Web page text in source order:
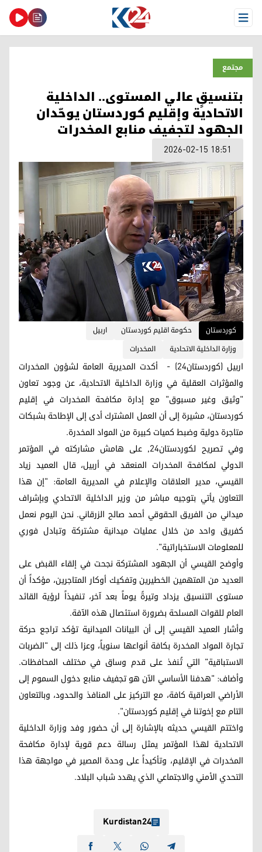
Open Menu
مجتمع
بتنسيقٍ عالي المستوى.. الداخلية
الاتحادية وإقليم كوردستان يوحّدان
الجهود لتجفيف منابع المخدرات
2026-02-15 18:51
کوردستان حكومة اقليم كوردستان
اربيل
وزارة الداخلية الاتحادية
المخدرات
اربيل (كوردستان24) - أكدت المديرية العامة لشؤون المخدرات
والمؤثرات العقلية في وزارة الداخلية الاتحادية، عن وجود تعاون
"وثيق وغير مسبوق" مع إدارة مكافحة المخدرات في إقليم
كوردستان، مشيرة إلى أن العمل المشترك أدى إلى الإطاحة بشبكات
متاجرة دولية وضبط كميات كبيرة من المواد المخدرة.
وفي تصريح لكوردستان24, على هامش مشاركته في المؤتمر
الدولي لمكافحة المخدرات المنعقد في أربيل، قال العميد زياد
القيسي، مدير العلاقات والإعلام في المديرية العامة: "إن هذا
التعاون يأتي بتوجيه مباشر من وزير الداخلية الاتحادي وبإشراف
ميداني من الفريق الحقوقي أحمد صالح الزرقاني. نحن اليوم نعمل
كفريق واحد من خلال عمليات ميدانية مشتركة وتبادل فوري
للمعلومات الاستخباراتية".
وأوضح القيسي أن الجهود المشتركة نجحت في إلقاء القبض على
العديد من المتهمين الخطيرين وتفكيك أوكار المتاجرين، مؤكداً أن
مستوى التنسيق يزداد وتيرةً يوماً بعد آخر، تنفيذاً لرؤية القائد
العام للقوات المسلحة بضرورة استئصال هذه الآفة.
وأشار العميد القيسي إلى أن البيانات الميدانية تؤكد تراجع حركة
تجارة المواد المخدرة بكافة أنواعها سنوياً، وعزا ذلك إلى "الضربات
الاستباقية" التي تُنفذ على قدم وساق في مختلف المحافظات.
وأضاف: "هدفنا الأساسي الآن هو تجفيف منابع دخول السموم إلى
الأراضي العراقية كافة، مع التركيز على المنافذ والحدود، وبالتعاون
التام مع إخوتنا في إقليم كوردستان".
واختتم القيسي حديثه بالإشارة إلى أن حضور وفد وزارة الداخلية
الاتحادية لهذا المؤتمر يمثل رسالة دعم قوية لإدارة مكافحة
المخدرات في الإقليم، وتأكيداً على وحدة المصير في مواجهة هذا
التحدي الأمني والاجتماعي الذي يهدد شباب البلاد.
Kurdistan24